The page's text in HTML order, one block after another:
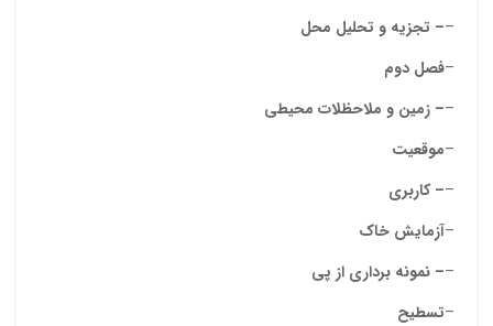
–– تجزیه و تحلیل محل
–فصل دوم
–– زمین و ملاحظلات محیطی
–موقعیت
–– کاربری
–آزمایش خاک
–– نمونه برداری از پی
–تسطیح